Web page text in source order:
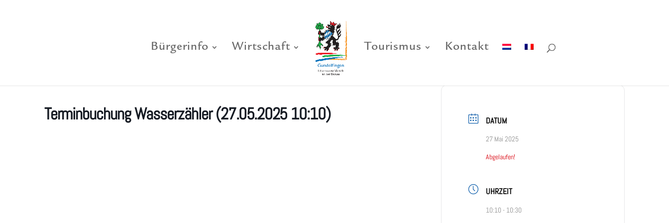
Bürgerinfo Wirtschaft Tourismus Kontakt
Terminbuchung Wasserzähler (27.05.2025 10:10) DATUM
27 Mai 2025
Abgelaufen!
UHRZEIT
10:10 - 10:30